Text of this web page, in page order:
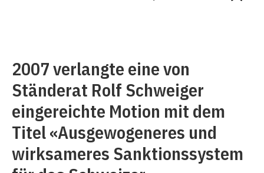
2007 verlangte eine von
Ständerat Rolf Schweiger
eingereichte Motion mit dem
Titel «Ausgewogeneres und
wirksameres Sanktionssystem